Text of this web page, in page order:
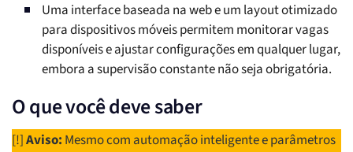
Uma interface baseada na web e um layout otimizado
para dispositivos móveis permitem monitorar vagas
disponíveis e ajustar configurações em qualquer lugar,
embora a supervisão constante não seja obrigatória.
O que você deve saber
[!]Aviso: Mesmo com automação inteligente e parâmetros